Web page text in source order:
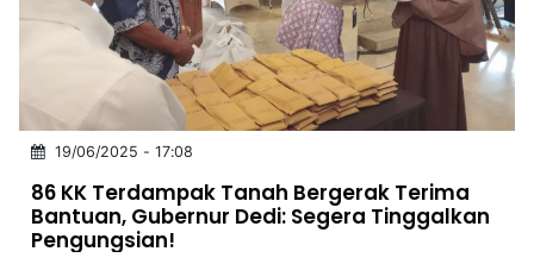
INDONESIA
Partner
NTB
Time
IDN
Jogja
Rakyat
News
Notice
Baru
19/06/2025 - 17:08
86 KK Terdampak Tanah Bergerak Terima
Bantuan, Gubernur Dedi: Segera Tinggalkan
Pengungsian!